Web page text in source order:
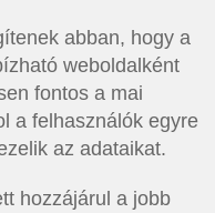
abban, hogy a
weboldalként
fontos a mai
a felhasználók egyre
az adataikat.
hozzájárul a jobb